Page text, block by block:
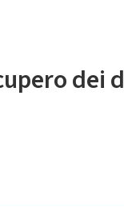
dei